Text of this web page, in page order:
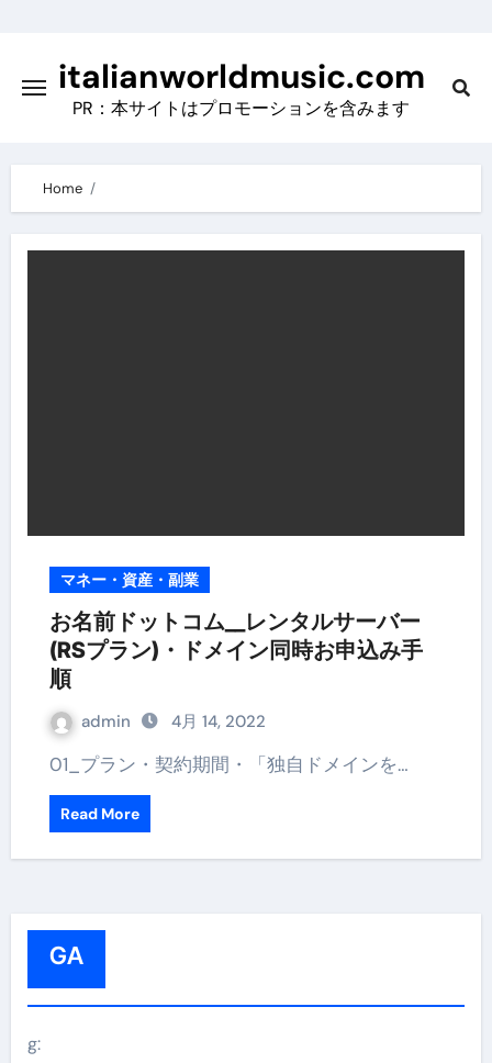
contentitalianworldmusic.com
PR：本サイトはプロモーションを含みます
Home
マネー・資産・副業
お名前ドットコム__レンタルサーバー
(RSプラン)・ドメイン同時お申込み手
順
admin 4月 14, 2022
01_プラン・契約期間・「独自ドメインを…
Read More
GA
g: